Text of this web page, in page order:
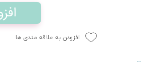
افزودن به علاقه مندی ها